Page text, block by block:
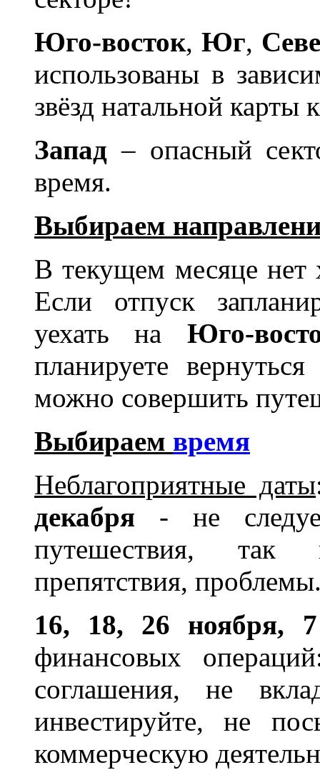
Юго-восток, Юг,
использованы в
звёзд натальной
Запад – опасный
время.
Выбираем
В текущем месяце нет
Если отпуск
уехать на Юго-
планируете
можно совершить
Выбираем время
Неблагоприятные даты
декабря - не
путешествия, так
препятствия,
16, 18, 26 ноября, 7
финансовых
соглашения, не
инвестируйте, не
коммерческую